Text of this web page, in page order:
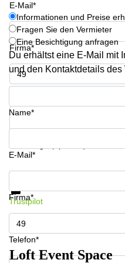
E-Mail*
Firma*
Telefon*
Informationen und Preise
Fragen Sie den Vermieter
Eine Besichtigung anfragen
Du erhältst eine E-Mail mit
und den Kontaktdetails des
Name*
E-Mail*
Firma*
Telefon*
Informationen und Preise
Trustpilot
Loft Event Space